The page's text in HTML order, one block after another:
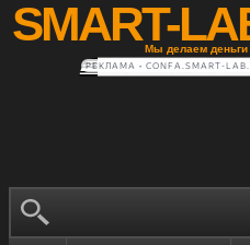
SMART-Мы делаем деньги
РЕКЛАМА • CONFA.SMART-